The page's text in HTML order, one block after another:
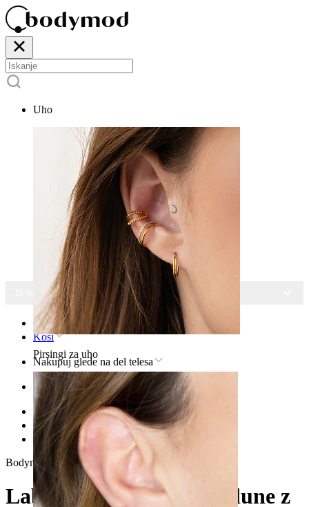
Uho
Pirsingi za uho
15 % POPUSTA NA VES NAKIT
Domov
Kosi
Nakupuj glede na del telesa
Uho
Helix
Nakit za pirsing v helixu iz titana
Labret iz titana v obliki lune z zvezdico
Bodymod Premium
Labret iz titana v obliki lune z